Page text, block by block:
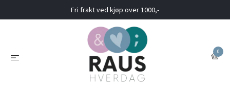
Fri frakt ved kjøp over 1000,-
0